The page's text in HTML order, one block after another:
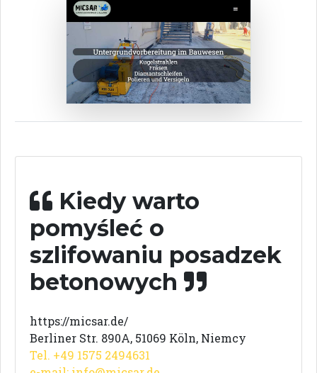
Kiedy warto
pomyśleć o
szlifowaniu posadzek
betonowych
https://micsar.de/
Berliner Str. 890A, 51069 Köln, Niemcy
Tel. +49 1575 2494631